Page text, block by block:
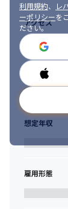
利用規約、 レ
ーポリシーを
ださい。
アクセス
勤務時間
想定年収
雇用形態